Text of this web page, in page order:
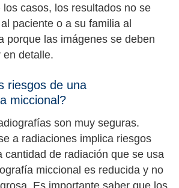
casos, los resultados no se
paciente o a su familia al
porque las imágenes se deben
en detalle.
riesgos de una
miccional?
son muy seguras.
a radiaciones implica riesgos
cantidad de radiación que se usa
miccional es reducida y no
Es importante saber que los